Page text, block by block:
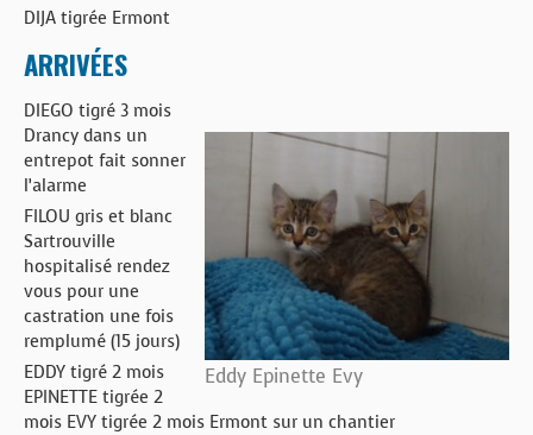
DIJA tigrée Ermont
ARRIVÉES
Eddy Epinette Evy
DIEGO tigré 3 mois
Drancy dans un
entrepot fait sonner
l’alarme
FILOU gris et blanc
Sartrouville
hospitalisé rendez
vous pour une
castration une fois
remplumé (15 jours)
EDDY tigré 2 mois
EPINETTE tigrée 2
mois EVY tigrée 2 mois Ermont sur un chantier